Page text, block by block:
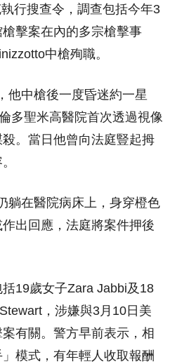
行搜查令，調查包括今年3
擊案在內的多宗槍擊事
中槍殉職。
他中槍後一度昏迷約一星
多聖米高醫院首次透過視像
。當日他曾向法庭豎起拇
躺在醫院病床上，身穿橙色
出回應，法庭將案件押後
19歲女子Zara Jabbi及18
，涉嫌與3月10日美
有關。警方早前表示，相
模式，有年輕人收取報酬